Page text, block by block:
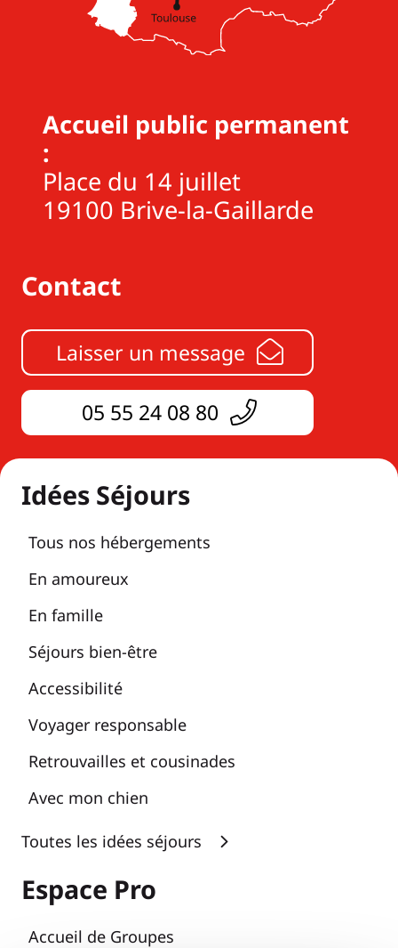
Accueil public permanent
:
Place du 14 juillet
19100 Brive-la-Gaillarde
Contact
Laisser un message
05 55 24 08 80
Idées Séjours
Tous nos hébergements
En amoureux
En famille
Séjours bien-être
Accessibilité
Voyager responsable
Retrouvailles et cousinades
Avec mon chien
Toutes les idées séjours
Espace Pro
Accueil de Groupes